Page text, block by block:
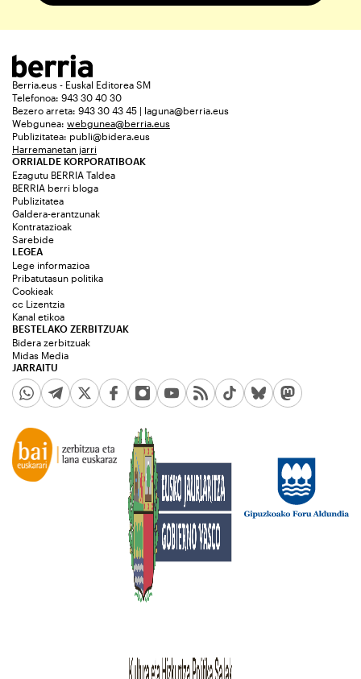
Berria.eus - Euskal Editorea SM
Telefonoa: 943 30 40 30
Bezero arreta: 943 30 43 45 | laguna@berria.eus
Webgunea: webgunea@berria.eus
Publizitatea: publi@bidera.eus
Harremanetan jarri
ORRIALDE KORPORATIBOAK
Ezagutu BERRIA Taldea
BERRIA berri bloga
Publizitatea
Galdera-erantzunak
Kontratazioak
Sarebide
JARRAITU
LEGEA
Lege informazioa
Pribatutasun politika
Cookieak
cc Lizentzia
Kanal etikoa
BESTELAKO ZERBITZUAK
Bidera zerbitzuak
Midas Media